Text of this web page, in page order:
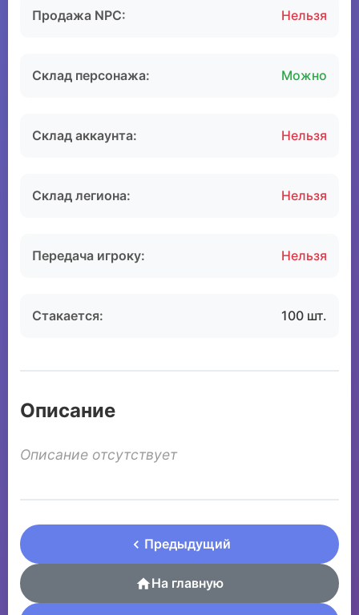
Продажа NPC: Нельзя
Склад персонажа: Можно
Склад аккаунта: Нельзя
Склад легиона: Нельзя
Передача игроку: Нельзя
Стакается: 100 шт.
Описание
Описание отсутствует
Предыдущий
На главную